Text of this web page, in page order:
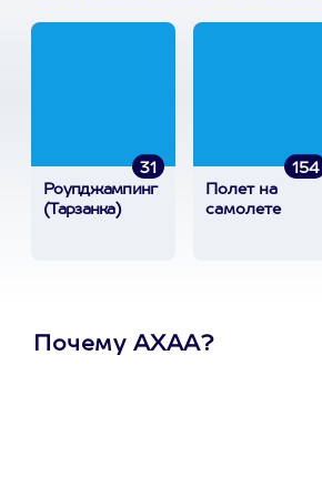
31
Роупджампинг
(Тарзанка)
154
Полет на
самолете
Почему АХАА?